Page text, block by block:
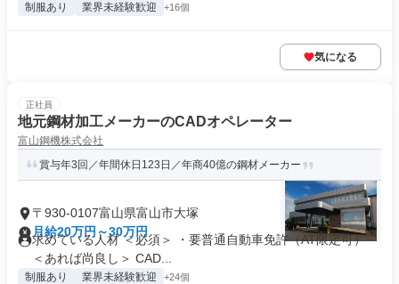
制服あり 業界未経験歓迎 +16個
気になる
正社員
地元鋼材加工メーカーのCADオペレーター
富山鋼機株式会社
賞与年3回／年間休日123日／年商40億の鋼材メーカー
〒930-0107富山県富山市大塚
月給20万円～30万円
求めている人材 ＜必須＞ ・要普通自動車免許（AT限定可）
＜あれば尚良し＞ CAD...
制服あり 業界未経験歓迎 +24個